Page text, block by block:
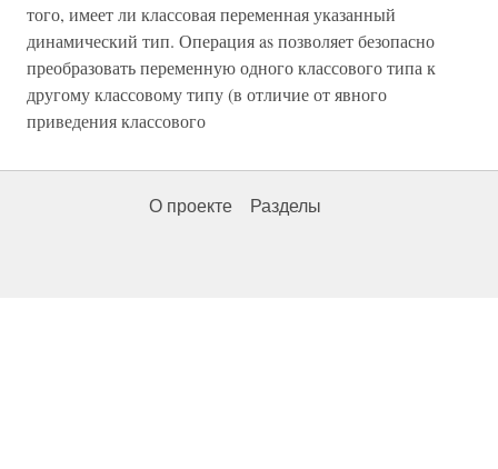
того, имеет ли классовая переменная указанный
динамический тип. Операция as позволяет безопасно
преобразовать переменную одного классового типа к
другому классовому типу (в отличие от явного
приведения классового
О проекте Разделы